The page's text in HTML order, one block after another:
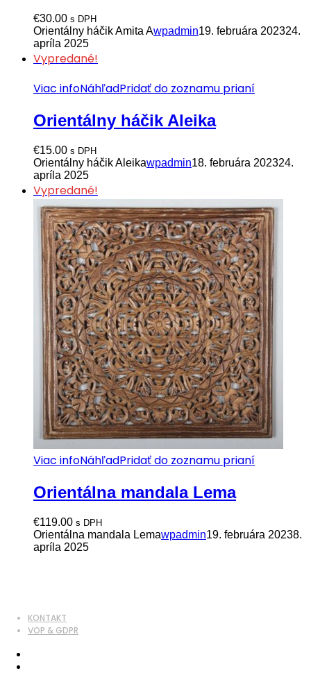
€30.00 s DPH
Orientálny háčik Amita Awpadmin19. februára 202324.
apríla 2025
Vypredané!
Viac infoNáhľadPridať do zoznamu prianí
Orientálny háčik Aleika
€15.00 s DPH
Orientálny háčik Aleikawpadmin18. februára 202324.
apríla 2025
Vypredané!
Viac infoNáhľadPridať do zoznamu prianí
Orientálna mandala Lema
€119.00 s DPH
Orientálna mandala Lemawpadmin19. februára 20238.
apríla 2025
KONTAKT
VOP & GDPR